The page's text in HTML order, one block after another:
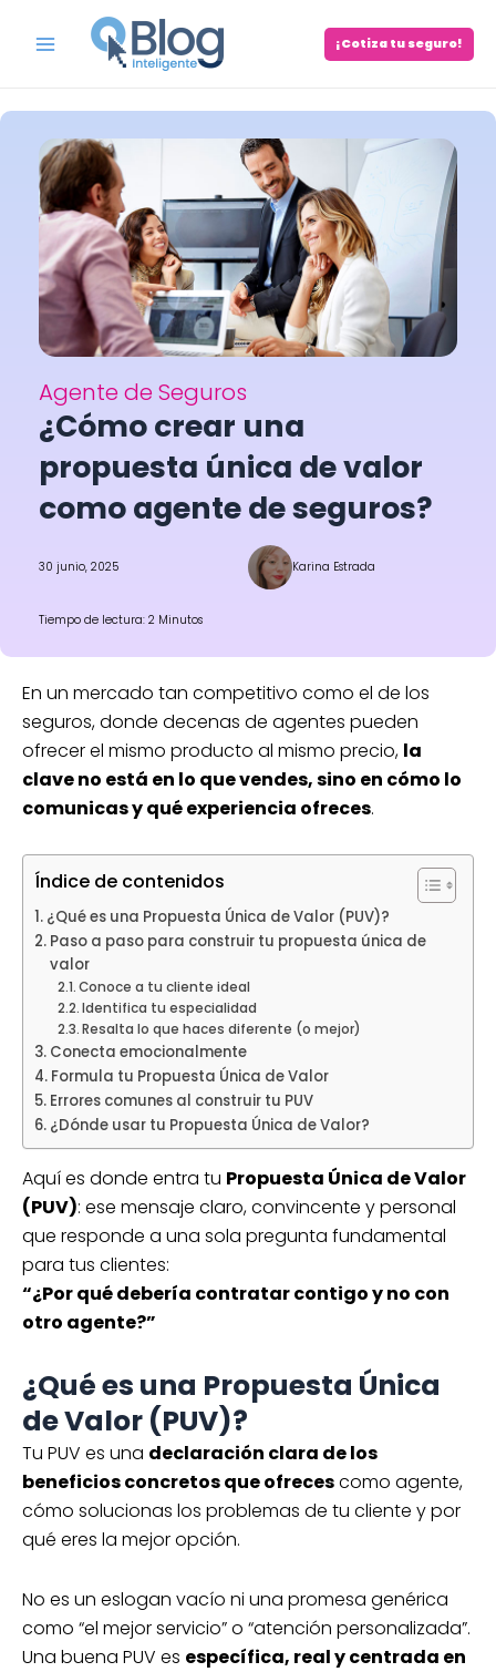
Menu
¡Cotiza tu seguro!
Agente de Seguros
¿Cómo crear una
propuesta única de valor
como agente de seguros?
30 junio, 2025 Karina Estrada
Tiempo de lectura: 2 Minutos
En un mercado tan competitivo como el de los
seguros, donde decenas de agentes pueden
ofrecer el mismo producto al mismo precio, la
clave no está en lo que vendes, sino en cómo lo
comunicas y qué experiencia ofreces.
Índice de contenidos
¿Qué es una Propuesta Única de Valor (PUV)?
Paso a paso para construir tu propuesta única de
valor
Conoce a tu cliente ideal
Identifica tu especialidad
Resalta lo que haces diferente (o mejor)
Conecta emocionalmente
Formula tu Propuesta Única de Valor
Errores comunes al construir tu PUV
¿Dónde usar tu Propuesta Única de Valor?
Aquí es donde entra tu Propuesta Única de Valor
(PUV): ese mensaje claro, convincente y personal
que responde a una sola pregunta fundamental
para tus clientes:
“¿Por qué debería contratar contigo y no con
otro agente?”
¿Qué es una Propuesta Única
de Valor (PUV)?
Tu PUV es una declaración clara de los
beneficios concretos que ofrecescomo agente,
cómo solucionas los problemas de tu cliente y por
qué eres la mejor opción.
No es un eslogan vacío ni una promesa genérica
como “el mejor servicio” o “atención personalizada”.
Una buena PUV es específica, real y centrada en